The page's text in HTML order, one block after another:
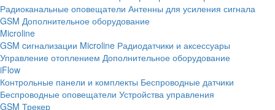
Радиоканальные оповещатели Антенны для усиления сигнала
GSM Дополнительное оборудование
Microline
GSM cигнализации Microline Радиодатчики и аксессуары
Управление отоплением Дополнительное оборудование
iFlow
Контрольные панели и комплекты Беспроводные датчики
Беспроводные оповещатели Устройства управления
GSM Трекер